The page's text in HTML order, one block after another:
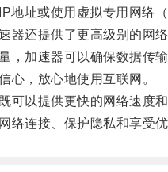
址或使用虚拟专用网络（
还提供了更高级别的网络
加速器可以确保数据传输
，放心地使用互联网。
以提供更快的网络速度和
连接、保护隐私和享受优